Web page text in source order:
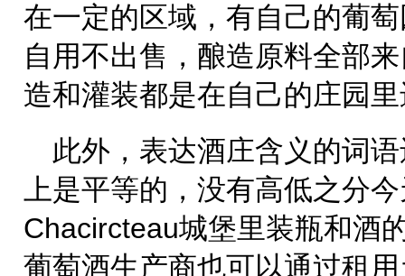
在一定的区域，有自己的葡
自用不出售，酿造原料全部
造和灌装都是在自己的庄园
此外，表达酒庄含义的词
上是平等的，没有高低之分
Chacircteau城堡里装瓶和酒
葡萄酒生产商也可以通过租